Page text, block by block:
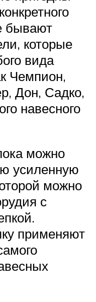
бывают
которые
вида
Чемпион,
Дон, Садко,
навесного
можно
усиленную
можно
с
применяют